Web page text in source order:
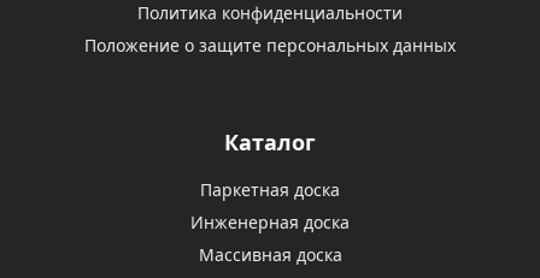
Политика конфиденциальности
Положение о защите персональных данных
Каталог
Паркетная доска
Инженерная доска
Массивная доска